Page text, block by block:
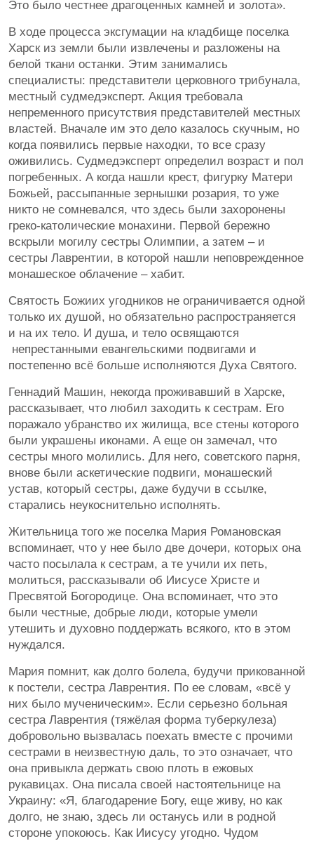
Это было честнее драгоценных камней и золота».
В ходе процесса эксгумации на кладбище поселка
Харск из земли были извлечены и разложены на
белой ткани останки. Этим занимались
специалисты: представители церковного трибунала,
местный судмедэксперт. Акция требовала
непременного присутствия представителей местных
властей. Вначале им это дело казалось скучным, но
когда появились первые находки, то все сразу
оживились. Судмедэксперт определил возраст и пол
погребенных. А когда нашли крест, фигурку Матери
Божьей, рассыпанные зернышки розария, то уже
никто не сомневался, что здесь были захоронены
греко-католические монахини. Первой бережно
вскрыли могилу сестры Олимпии, а затем – и
сестры Лаврентии, в которой нашли неповрежденное
монашеское облачение – хабит.
Святость Божиих угодников не ограничивается одной
только их душой, но обязательно распространяется
и на их тело. И душа, и тело освящаются
непрестанными евангельскими подвигами и
постепенно всё больше исполняются Духа Святого.
Геннадий Машин, некогда проживавший в Харске,
рассказывает, что любил заходить к сестрам. Его
поражало убранство их жилища, все стены которого
были украшены иконами. А еще он замечал, что
сестры много молились. Для него, советского парня,
внове были аскетические подвиги, монашеский
устав, который сестры, даже будучи в ссылке,
старались неукоснительно исполнять.
Жительница того же поселка Мария Романовская
вспоминает, что у нее было две дочери, которых она
часто посылала к сестрам, а те учили их петь,
молиться, рассказывали об Иисусе Христе и
Пресвятой Богородице. Она вспоминает, что это
были честные, добрые люди, которые умели
утешить и духовно поддержать всякого, кто в этом
нуждался.
Мария помнит, как долго болела, будучи прикованной
к постели, сестра Лаврентия. По ее словам, «всё у
них было мученическим». Если серьезно больная
сестра Лаврентия (тяжёлая форма туберкулеза)
добровольно вызвалась поехать вместе с прочими
сестрами в неизвестную даль, то это означает, что
она привыкла держать свою плоть в ежовых
рукавицах. Она писала своей настоятельнице на
Украину: «Я, благодарение Богу, еще живу, но как
долго, не знаю, здесь ли останусь или в родной
стороне упокоюсь. Как Иисусу угодно. Чудом